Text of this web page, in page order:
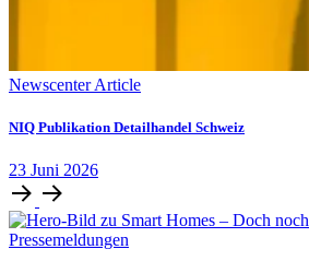
Newscenter Article
NIQ Publikation Detailhandel Schweiz
23 Juni 2026
Pressemeldungen